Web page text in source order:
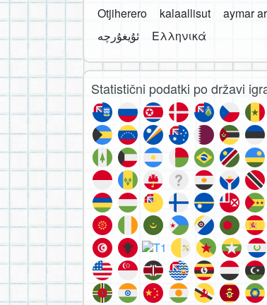
Otjiherero
kalaallisut
aymar
Ελληνικά
Statistični podatki po državi